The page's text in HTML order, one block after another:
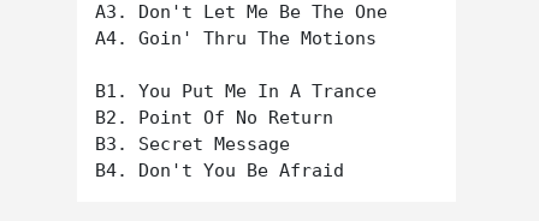
A3. Don't Let Me Be The One
A4. Goin' Thru The Motions
B1. You Put Me In A Trance
B2. Point Of No Return
B3. Secret Message